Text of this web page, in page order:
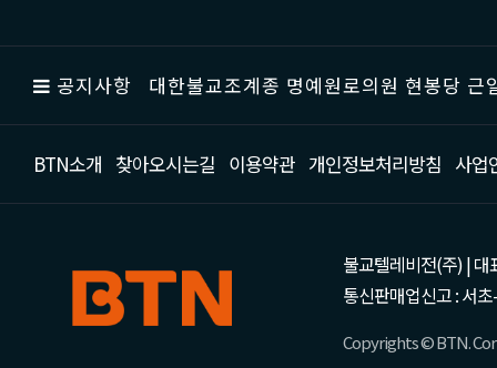
공지사항 대한불교조계종 명예원로의원 현봉당
BTN소개 찾아오시는길 이용약관 개인정보처리방침 사업
불교텔레비전(주) | 대
통신판매업신고 : 서
Copyrights © BTN.